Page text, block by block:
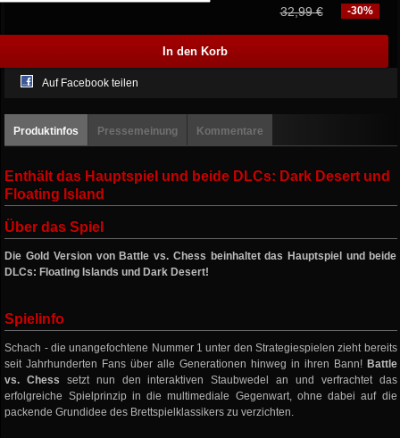
-30%
32,99 €
Auf Facebook teilen
Produktinfos Pressemeinung Kommentare
Enthält das Hauptspiel und beide DLCs: Dark Desert und
Floating Island
Über das Spiel
Die Gold Version von Battle vs. Chess beinhaltet das Hauptspiel und beide
DLCs: Floating Islands und Dark Desert!
Spielinfo
Schach - die unangefochtene Nummer 1 unter den Strategiespielen zieht bereits
seit Jahrhunderten Fans über alle Generationen hinweg in ihren Bann! Battle
vs. Chess setzt nun den interaktiven Staubwedel an und verfrachtet das
erfolgreiche Spielprinzip in die multimediale Gegenwart, ohne dabei auf die
packende Grundidee des Brettspielklassikers zu verzichten.